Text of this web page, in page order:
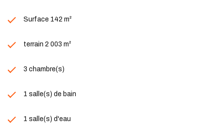
Surface 142 m²
terrain 2 003 m²
3 chambre(s)
1 salle(s) de bain
1 salle(s) d'eau